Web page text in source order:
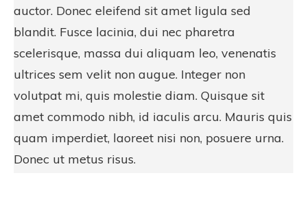
auctor. Donec eleifend sit amet ligula sed
blandit. Fusce lacinia, dui nec pharetra
scelerisque, massa dui aliquam leo, venenatis
ultrices sem velit non augue. Integer non
volutpat mi, quis molestie diam. Quisque sit
amet commodo nibh, id iaculis arcu. Mauris quis
quam imperdiet, laoreet nisi non, posuere urna.
Donec ut metus risus.